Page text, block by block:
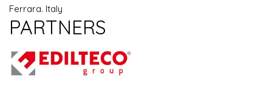
Ferrara. Italy
PARTNERS